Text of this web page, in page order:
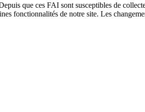
que ces FAI sont susceptibles de
fonctionnalités de notre site. Les